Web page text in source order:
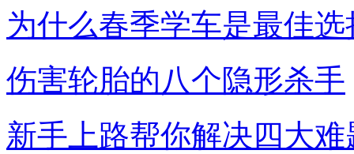
为什么春季学车是最佳选
伤害轮胎的八个隐形杀手
新手上路帮你解决四大难